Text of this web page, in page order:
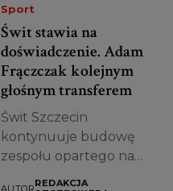
Sport
Świt stawia na
doświadczenie. Adam
Frączczak kolejnym
głośnym transferem
Świt Szczecin
kontynuuje budowę
zespołu opartego na
AUTORREDAKCJA